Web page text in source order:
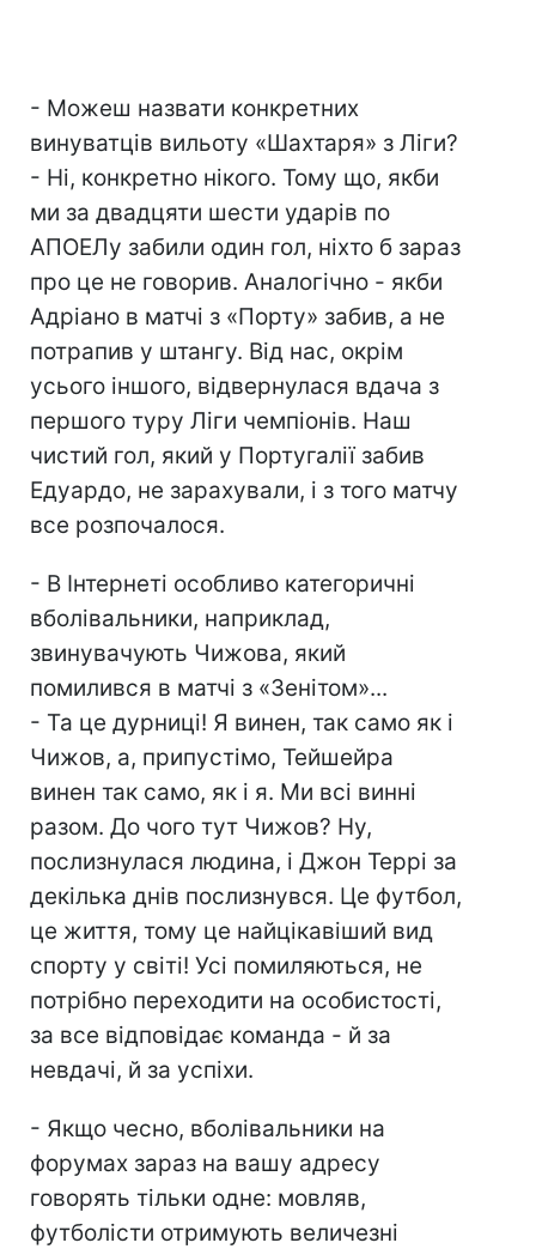
- Можеш назвати конкретних
винуватців вильоту «Шахтаря» з Ліги?
- Ні, конкретно нікого. Тому що, якби
ми за двадцяти шести ударів по
АПОЕЛу забили один гол, ніхто б зараз
про це не говорив. Аналогічно - якби
Адріано в матчі з «Порту» забив, а не
потрапив у штангу. Від нас, окрім
усього іншого, відвернулася вдача з
першого туру Ліги чемпіонів. Наш
чистий гол, який у Португалії забив
Едуардо, не зарахували, і з того матчу
все розпочалося.
- В Інтернеті особливо категоричні
вболівальники, наприклад,
звинувачують Чижова, який
помилився в матчі з «Зенітом»...
- Та це дурниці! Я винен, так само як і
Чижов, а, припустімо, Тейшейра
винен так само, як і я. Ми всі винні
разом. До чого тут Чижов? Ну,
послизнулася людина, і Джон Террі за
декілька днів послизнувся. Це футбол,
це життя, тому це найцікавіший вид
спорту у світі! Усі помиляються, не
потрібно переходити на особистості,
за все відповідає команда - й за
невдачі, й за успіхи.
- Якщо чесно, вболівальники на
форумах зараз на вашу адресу
говорять тільки одне: мовляв,
футболісти отримують величезні